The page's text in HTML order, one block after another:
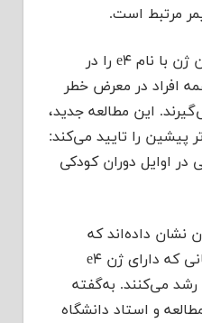
مرتبط است.
افرادی که نوع خاصی از این ژن با نام e۴ را در
افراد در معرض خطر
این مطالعه جدید،
پیشین را تایید می‌کند:
در اوایل دوران کودکی
نشان داده‌اند که
مناطق خاصی از مغز کودکانی که دارای ژن e۴
رشد می‌کنند. به‌گفته
و استاد دانشگاه